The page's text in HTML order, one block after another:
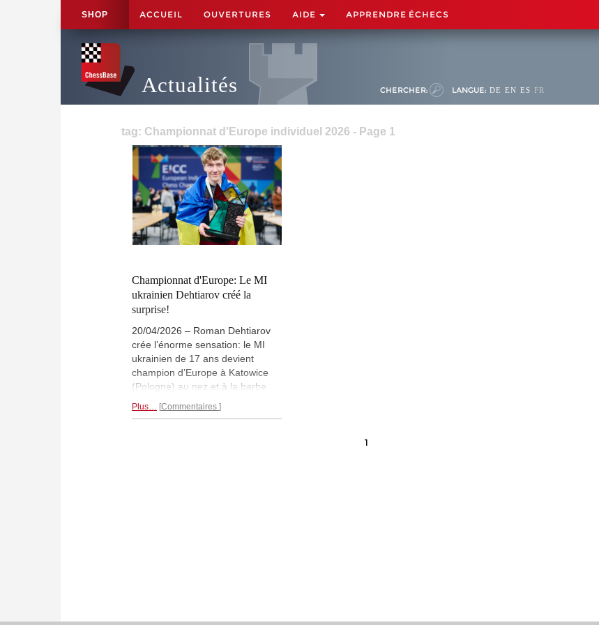
SHOP ACCUEIL OUVERTURES AIDE APPRENDRE ÉCHECS
Actualités CHERCHER: LANGUE: DE EN ES FR
tag: Championnat d'Europe individuel 2026 - Page 1
Championnat d'Europe: Le MI
ukrainien Dehtiarov créé la
surprise!
20/04/2026 – Roman Dehtiarov
crée l’énorme sensation: le MI
ukrainien de 17 ans devient
champion d’Europe à Katowice
(Pologne) au nez et à la barbe
jeune homme de 17 ans s’est
Plus… Commentaires
1